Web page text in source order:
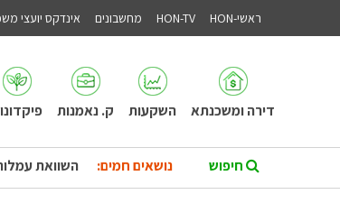
ראשי-HON HON-TV מחשבונים אינדקס יועצי
דירה ומשכנתא השקעות ק. נאמנות
נושאים חמים: השוואת